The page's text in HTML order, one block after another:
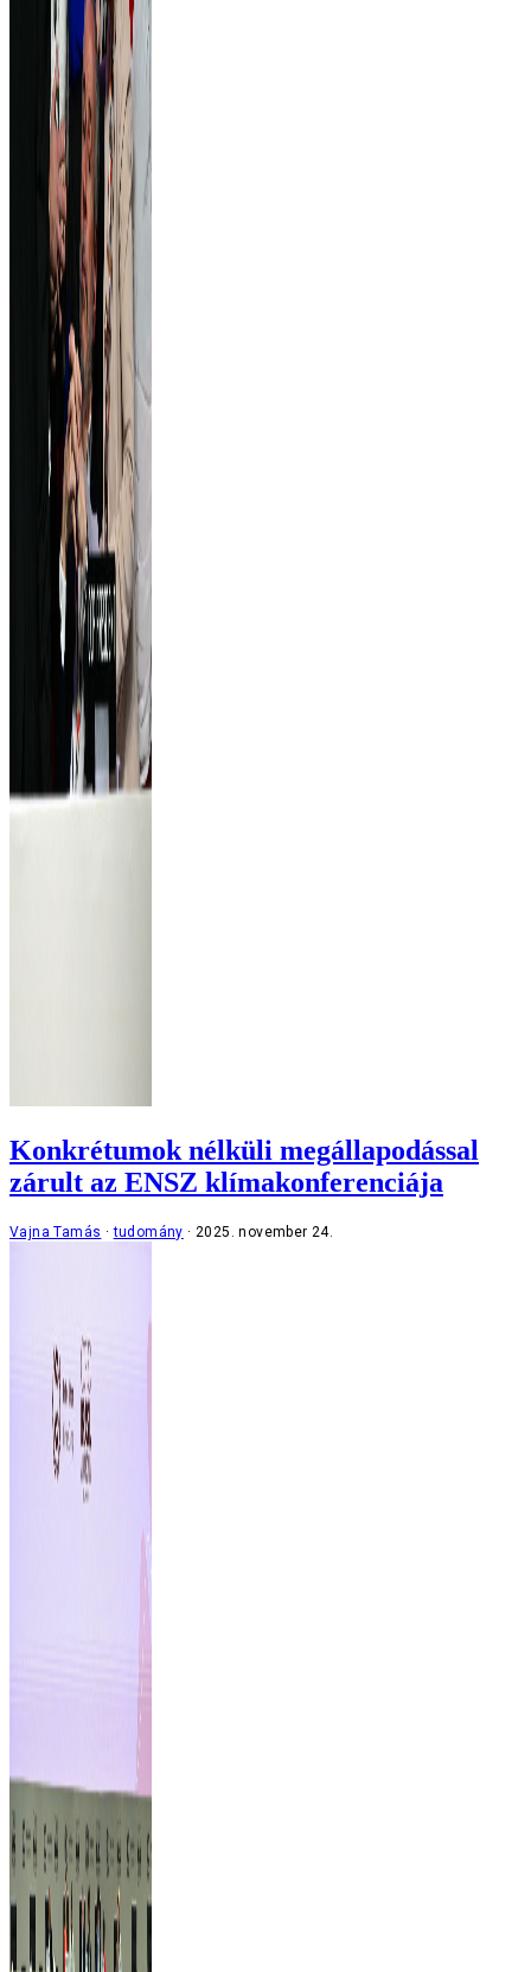
Konkrétumok nélküli megállapodással
zárult az ENSZ klímakonferenciája
Vajna Tamás tudomány 2025. november 24.